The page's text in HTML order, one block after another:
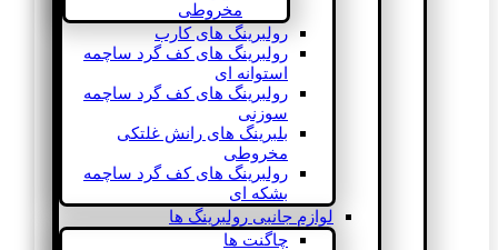
مخروطی
رولبرینگ های کارب
رولبرینگ های کف گرد ساچمه
استوانه ای
رولبرینگ های کف گرد ساچمه
سوزنی
بلبرینگ های رانش غلتکی
مخروطی
رولبرینگ های کف گرد ساچمه
بشکه ای
لوازم جانبی رولبرینگ ها
چاگنت ها